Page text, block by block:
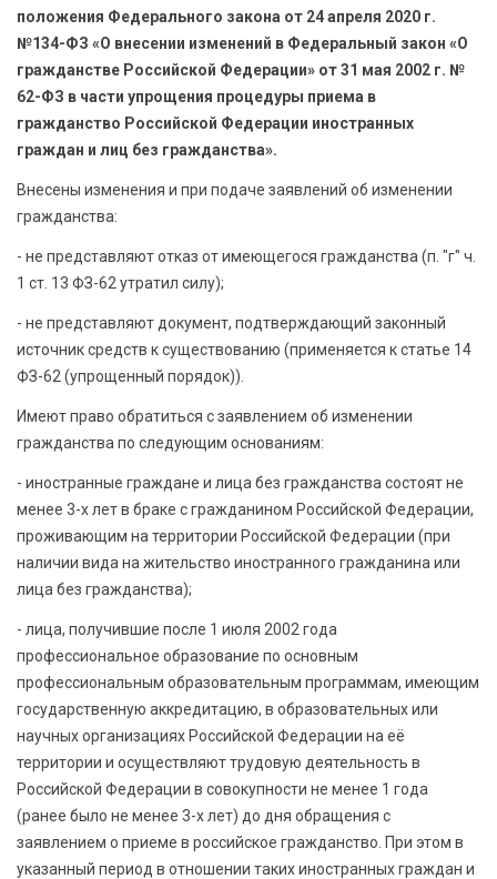
АРХИВ PDF
положения Федерального закона от 24 апреля 2020 г.
№134-ФЗ «О внесении изменений в Федеральный закон «О
гражданстве Российской Федерации» от 31 мая 2002 г. №
62-ФЗ в части упрощения процедуры приема в
гражданство Российской Федерации иностранных
граждан и лиц без гражданства».
Внесены изменения и при подаче заявлений об изменении
гражданства:
- не представляют отказ от имеющегося гражданства (п. "г" ч.
1 ст. 13 ФЗ-62 утратил силу);
- не представляют документ, подтверждающий законный
источник средств к существованию (применяется к статье 14
ФЗ-62 (упрощенный порядок)).
Имеют право обратиться с заявлением об изменении
гражданства по следующим основаниям:
- иностранные граждане и лица без гражданства состоят не
менее 3-х лет в браке с гражданином Российской Федерации,
проживающим на территории Российской Федерации (при
наличии вида на жительство иностранного гражданина или
лица без гражданства);
- лица, получившие после 1 июля 2002 года
профессиональное образование по основным
профессиональным образовательным программам, имеющим
государственную аккредитацию, в образовательных или
научных организациях Российской Федерации на её
территории и осуществляют трудовую деятельность в
Российской Федерации в совокупности не менее 1 года
(ранее было не менее 3-х лет) до дня обращения с
заявлением о приеме в российское гражданство. При этом в
указанный период в отношении таких иностранных граждан и